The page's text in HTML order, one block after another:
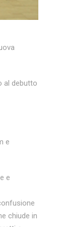
al debutto
e
e
chiude in